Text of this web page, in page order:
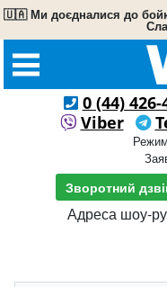
🇺🇦 Ми доєдналися до
0 (44) 426-
Viber
Зворотний
Адреса шоу-